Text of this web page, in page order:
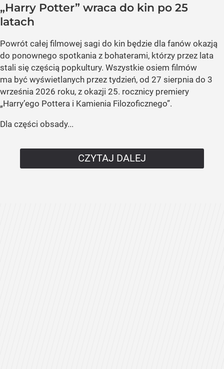
„Harry Potter” wraca do kin po 25
latach
Powrót całej filmowej sagi do kin będzie dla fanów okazją
do ponownego spotkania z bohaterami, którzy przez lata
stali się częścią popkultury. Wszystkie osiem filmów
ma być wyświetlanych przez tydzień, od 27 sierpnia do 3
września 2026 roku, z okazji 25. rocznicy premiery
„Harry’ego Pottera i Kamienia Filozoficznego”.
Dla części obsady...
CZYTAJ DALEJ